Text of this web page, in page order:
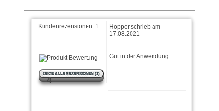
Kundenrezensionen: 1
4
ZEIGE ALLE REZENSIONEN (1)
Hopper schrieb am
17.08.2021
Gut in der Anwendung.